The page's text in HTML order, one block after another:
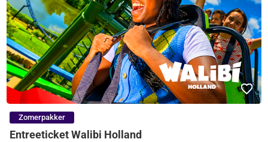
Zomerpakker
Entreeticket Walibi Holland